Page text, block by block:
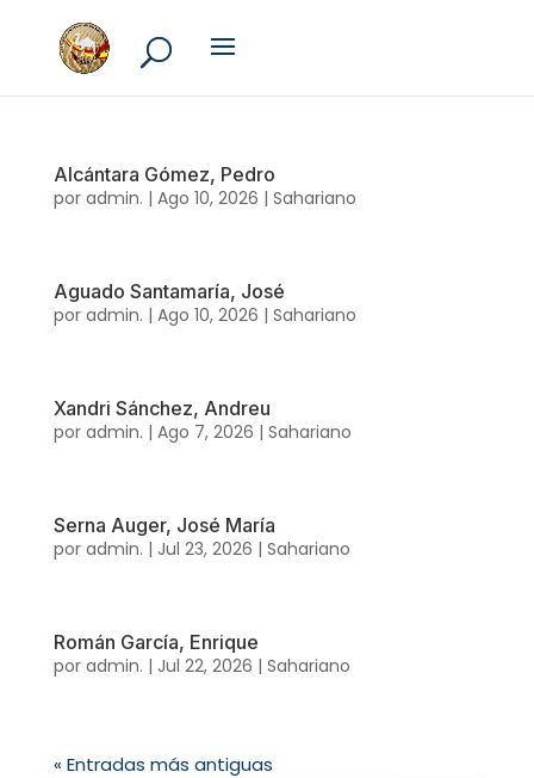
Alcántara Gómez, Pedro
por admin. | Ago 10, 2026 | Sahariano
Aguado Santamaría, José
por admin. | Ago 10, 2026 | Sahariano
Xandri Sánchez, Andreu
por admin. | Ago 7, 2026 | Sahariano
Serna Auger, José María
por admin. | Jul 23, 2026 | Sahariano
Román García, Enrique
por admin. | Jul 22, 2026 | Sahariano
« Entradas más antiguas